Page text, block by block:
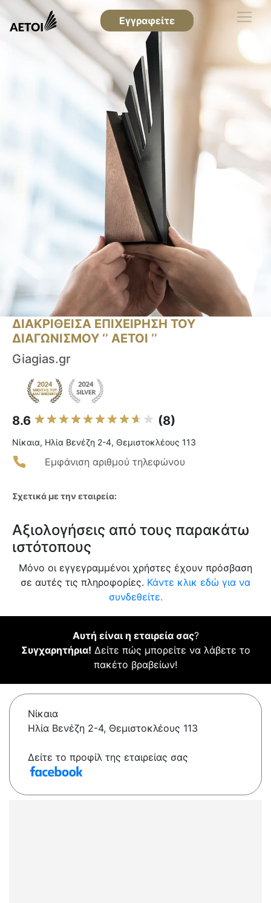
Εγγραφείτε
ΔΙΑΚΡΙΘΕΙΣΑ ΕΠΙΧΕΙΡΗΣΗ ΤΟΥ
ΔΙΑΓΩΝΙΣΜΟΥ ‘’ ΑΕΤΟΙ ‘’
Giagias.gr
8.6 (8)
Νίκαια, Ηλία Βενέζη 2-4, Θεμιστοκλέους 113
Εμφάνιση αριθμού τηλεφώνου
Σχετικά με την εταιρεία:
Αξιολογήσεις από τους παρακάτω
ιστότοπους
Μόνο οι εγγεγραμμένοι χρήστες έχουν πρόσβαση
σε αυτές τις πληροφορίες. Κάντε κλικ εδώ για να
συνδεθείτε.
Αυτή είναι η εταιρεία σας?
Συγχαρητήρια! Δείτε πώς μπορείτε να λάβετε το
πακέτο βραβείων!
Νίκαια
Ηλία Βενέζη 2-4, Θεμιστοκλέους 113
Δείτε το προφίλ της εταιρείας σας